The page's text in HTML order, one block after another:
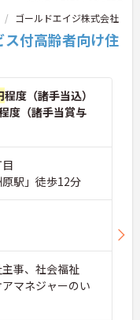
ゴールドエイジ株式会社
付高齢者向け住
程度（諸手当込）
度（諸手当賞与
駅」徒歩12分
事、社会福祉
マネジャーのい